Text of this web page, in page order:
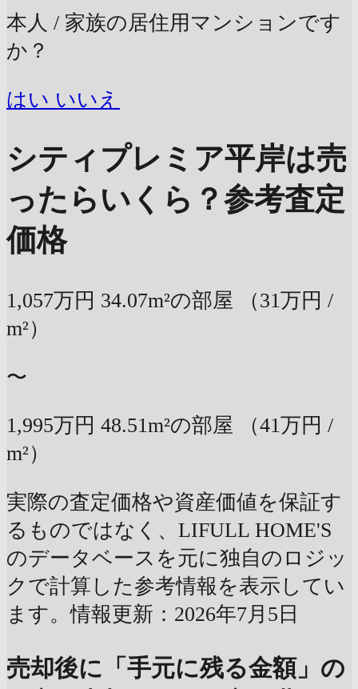
本人 / 家族の居住用マンションです
か？
はい いいえ
シティプレミア平岸は売
ったらいくら？参考査定
価格
1,057万円 34.07m²の部屋
（31万円 /
m²）
〜
1,995万円 48.51m²の部屋
（41万円 /
m²）
実際の査定価格や資産価値を保証す
るものではなく、LIFULL HOME'S
のデータベースを元に独自のロジッ
クで計算した参考情報を表示してい
ます。情報更新：2026年7月5日
売却後に「手元に残る金額」の